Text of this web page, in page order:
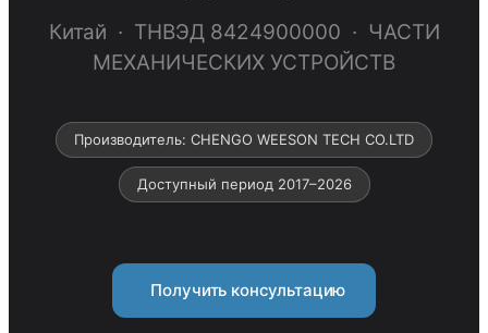
Китай · ТНВЭД 8424900000 · ЧАСТИ
МЕХАНИЧЕСКИХ УСТРОЙСТВ
Производитель: CHENGO WEESON TECH CO.LTD
Доступный период 2017–2026
Получить консультацию